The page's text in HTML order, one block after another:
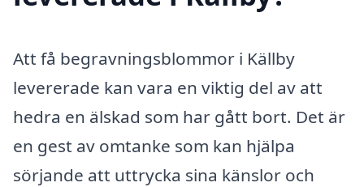
Att få begravningsblommor i Källby
levererade kan vara en viktig del av att
hedra en älskad som har gått bort. Det är
en gest av omtanke som kan hjälpa
sörjande att uttrycka sina känslor och